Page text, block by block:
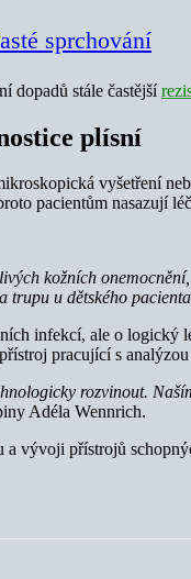
sprchování
dopadů stále častější
plísní
vyšetření
pacientům nasazují
kožních
trupu u dětského
infekcí, ale o
pracující s
rozvinout.
Adéla Wennrich.
vývoji přístrojů